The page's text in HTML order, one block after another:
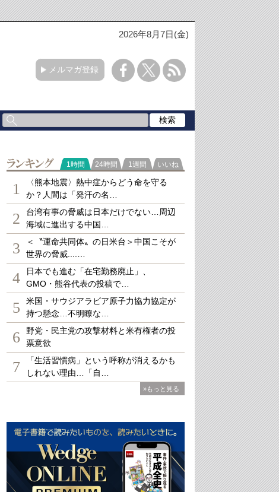
2026年8月7日(金)
メルマガ登録
ランキング
1時間 24時間 1週間 いいね
1
〈熊本地震〉熱中症からどう命を守る
か？人間は「発汗の名…
2
台湾有事の脅威は日本だけでない…周辺
海域に進出する中国…
3
＜〝運命共同体〟の日米台＞中国こそが
世界の脅威....…
4
日本でも進む「在宅勤務廃止」、
GMO・熊谷代表の投稿で…
5
米国・サウジアラビア原子力協力協定が
持つ懸念…不明瞭な…
6
野党・民主党の攻撃材料と米有権者の投
票意欲
7
「生活習慣病」という呼称が消えるかも
しれない理由…「自…
»もっと見る